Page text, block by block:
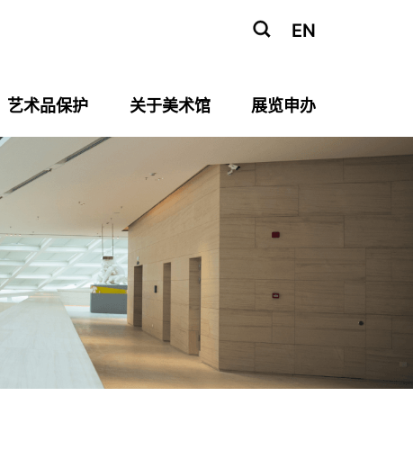
EN
艺术品保护 关于美术馆 展览申办